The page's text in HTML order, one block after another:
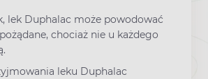
lek Duphalac może powodować
chociaż nie u każdego
leku Duphalac